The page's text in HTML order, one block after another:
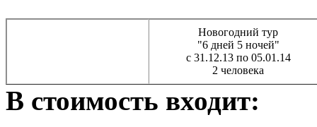
Новогодний тур
"6 дней 5 ночей"
с 31.12.13 по 05.01.14
2 человека
В стоимость входит: